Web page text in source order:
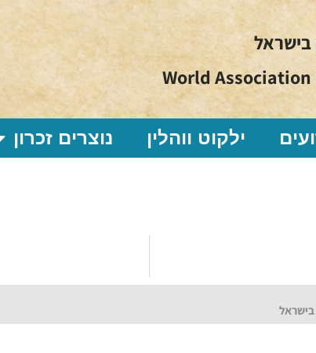
בישראל
World
ילקוט ווהלין נוצרים זכרון